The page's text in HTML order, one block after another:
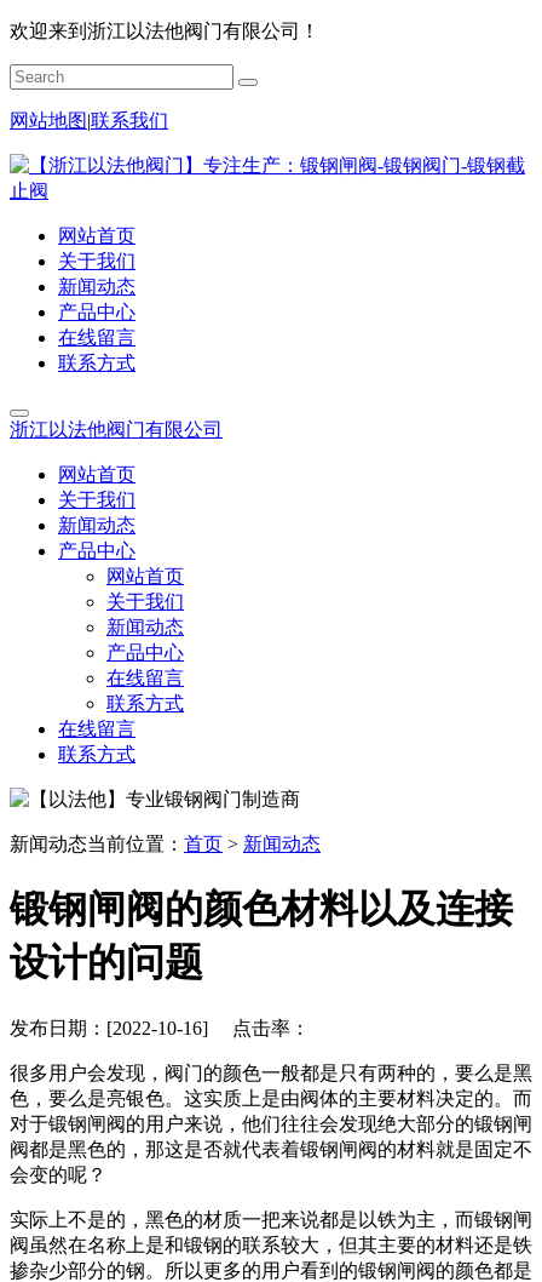
欢迎来到浙江以法他阀门有限公司！
网站地图|联系我们
网站首页
关于我们
新闻动态
产品中心
在线留言
联系方式
浙江以法他阀门有限公司
网站首页
关于我们
新闻动态
产品中心
网站首页
关于我们
新闻动态
产品中心
在线留言
联系方式
在线留言
联系方式
新闻动态当前位置： 首页 > 新闻动态
锻钢闸阀的颜色材料以及连接
设计的问题
发布日期：[2022-10-16] 点击率：
很多用户会发现，阀门的颜色一般都是只有两种的，要么是黑
色，要么是亮银色。这实质上是由阀体的主要材料决定的。而
对于锻钢闸阀的用户来说，他们往往会发现绝大部分的锻钢闸
阀都是黑色的，那这是否就代表着锻钢闸阀的材料就是固定不
会变的呢？
实际上不是的，黑色的材质一把来说都是以铁为主，而锻钢闸
阀虽然在名称上是和锻钢的联系较大，但其主要的材料还是铁
掺杂少部分的钢。所以更多的用户看到的锻钢闸阀的颜色都是